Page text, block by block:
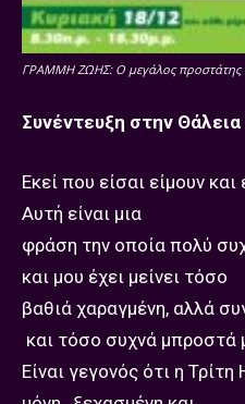
ΓΡΑΜΜΗ ΖΩΗΣ: O μεγάλος προστάτης
Συνέντευξη στην
Εκεί που είσαι είμουν και
Αυτή είναι μια
φράση την οποία πολύ
και μου έχει μείνει τόσο
βαθιά χαραγμένη, αλλά
και τόσο συχνά μπροστά
Είναι γεγονός ότι η